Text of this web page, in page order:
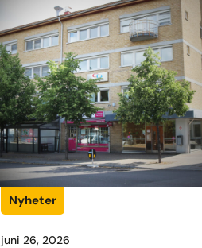
Nyheter
juni 26, 2026